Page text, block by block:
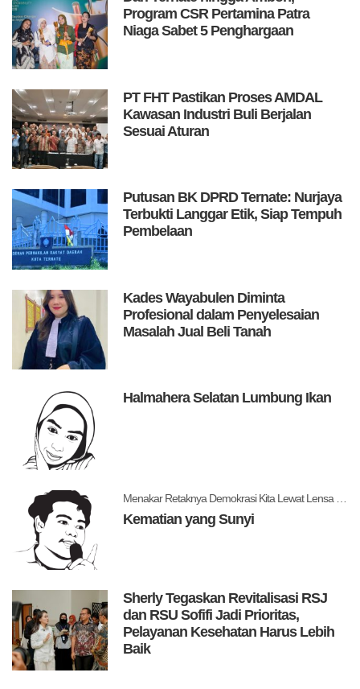
Program CSR Pertamina Patra
Niaga Sabet 5 Penghargaan
PT FHT Pastikan Proses AMDAL
Kawasan Industri Buli Berjalan
Sesuai Aturan
Putusan BK DPRD Ternate: Nurjaya
Terbukti Langgar Etik, Siap Tempuh
Pembelaan
Kades Wayabulen Diminta
Profesional dalam Penyelesaian
Masalah Jual Beli Tanah
Halmahera Selatan Lumbung Ikan
Kematian yang Sunyi
Sherly Tegaskan Revitalisasi RSJ
dan RSU Sofifi Jadi Prioritas,
Pelayanan Kesehatan Harus Lebih
Baik